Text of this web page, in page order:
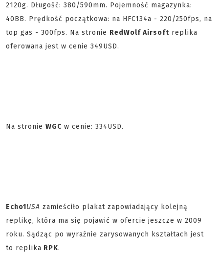
2120g. Długość: 380/590mm. Pojemność magazynka:
40BB. Prędkość początkowa: na HFC134a - 220/250fps, na
top gas - 300fps. Na stronie RedWolf Airsoft replika
oferowana jest w cenie 349USD.
Na stronie WGC w cenie: 334USD.
Echo1USA zamieściło plakat zapowiadający kolejną
replikę, która ma się pojawić w ofercie jeszcze w 2009
roku. Sądząc po wyraźnie zarysowanych kształtach jest
to replika RPK.